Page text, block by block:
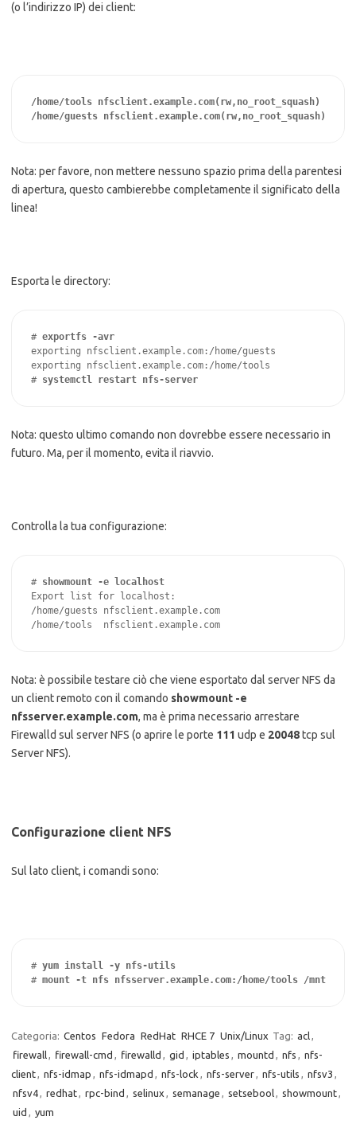
(o l’indirizzo IP) dei client:
/home/tools nfsclient.example.com(rw,no_root_squash)
/home/guests nfsclient.example.com(rw,no_root_squash)
Nota: per favore, non mettere nessuno spazio prima della parentesi
di apertura, questo cambierebbe completamente il significato della
linea!
Esporta le directory:
#
exporting nfsclient.example.com:/home/guests
exporting nfsclient.example.com:/home/tools
# systemctl restart nfs-server
Nota: questo ultimo comando non dovrebbe essere necessario in
futuro. Ma, per il momento, evita il riavvio.
Controlla la tua configurazione:
# showmount -e localhost
Export list for localhost:
/home/guests nfsclient.example.com
/home/tools  nfsclient.example.com
Nota: è possibile testare ciò che viene esportato dal server NFS da
un client remoto con il comando showmount -e
nfsserver.example.com, ma è prima necessario arrestare
Firewalld sul server NFS (o aprire le porte 111 udp e 20048tcp sul
Server NFS).
Configurazione client NFS
Sul lato client, i comandi sono:
# yum install -y nfs-utils
# mount -t nfs nfsserver.example.com:/home/tools /mnt
Categoria: Centos Fedora RedHat RHCE 7 Unix/Linux Tag: acl,
firewall, firewall-cmd , firewalld , gid , iptables , mountd , nfs , nfs-
client, nfs-idmap , nfs-idmapd , nfs-lock , nfs-server, nfs-utils , nfsv3 ,
nfsv4, redhat, rpc-bind , selinux , semanage , setsebool, showmount,
uid , yum